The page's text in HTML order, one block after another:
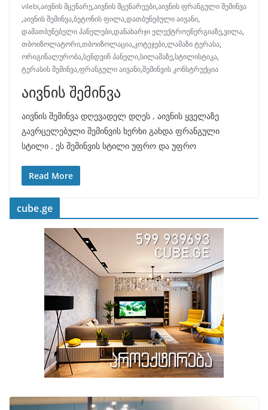
vilebi,აივნის მცენარე,აივნის მცენარეები,აივნის ფრანგული შემინვა
,აივნის შემინვა,ბეტონის ფილა,დათბუნებული აივანი,
დამათბუნებელი პანელები,დანახარჯი ელექტროენერგიაზე,ვილა,
თბოიზოლატორი,თბოიზოლაცია,კოტეჯები,ლამაზი ტერასა,
ორიგინალურობა,სენდვიჩ პანელი,სილამაზე,სტილისტიკა,
ტერასის შემინვა,ფრანგული აივანი,შემინვის კონსტრუქცია
აივნის შემინვა
აივნის შემინვა დღევადელ დღეს , აივნის ყველაზე
გავრცელებული შემინვის ხერხი გახდა ფრანგული
სტილი . ეს შემინვის სტილი უფრო და უფრო
Read More
cube.ge